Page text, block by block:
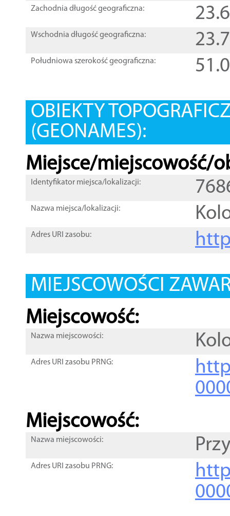
Zachodnia długość geograficzna:
Wschodnia długość geograficzna:
Południowa szerokość geograficzna:
OBIEKTY
(GEONAMES):
Miejsce/miejscowość/
Identyfikator miejsca/lokalizacji:
Nazwa miejsca/lokalizacji:
Adres URI zasobu:
MIEJSCOWOŚCI
Miejscowość:
Nazwa miejscowości:
Adres URI zasobu PRNG:
Miejscowość:
Nazwa miejscowości:
Adres URI zasobu PRNG: